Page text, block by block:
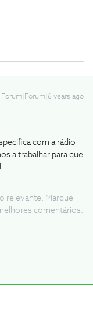
Forum|Forum|6 years ago
com a rádio
a trabalhar para que
relevante. Marque
comentários.